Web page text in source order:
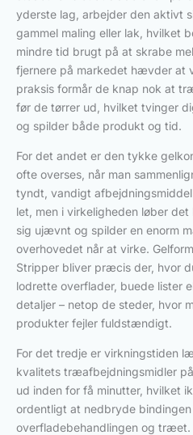
yderste lag, arbejder den aktivt
gammel maling eller lak, hvilket
mindre tid brugt på at skrabe
fjernere på markedet hævder at
praksis formår de knap nok at
før de tørrer ud, hvilket tvinger
og spilder både produkt og tid.
For det andet er den tykke
ofte overses, når man
tyndt, vandigt
let, men i virkeligheden løber
sig ujævnt og spilder en enorm
overhovedet når at virke.
Stripper bliver præcis der, hvor
lodrette overflader, buede lister
detaljer – netop de steder, hvor
produkter fejler fuldstændigt.
For det tredje er virkningstiden
kvalitets træafbejdningsmidler
ud inden for få minutter, hvilket
ordentligt at nedbryde bindingen
overfladebehandlingen og træet.